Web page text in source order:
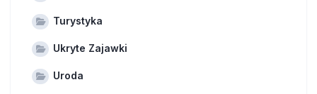
Turystyka
Ukryte Zajawki
Uroda